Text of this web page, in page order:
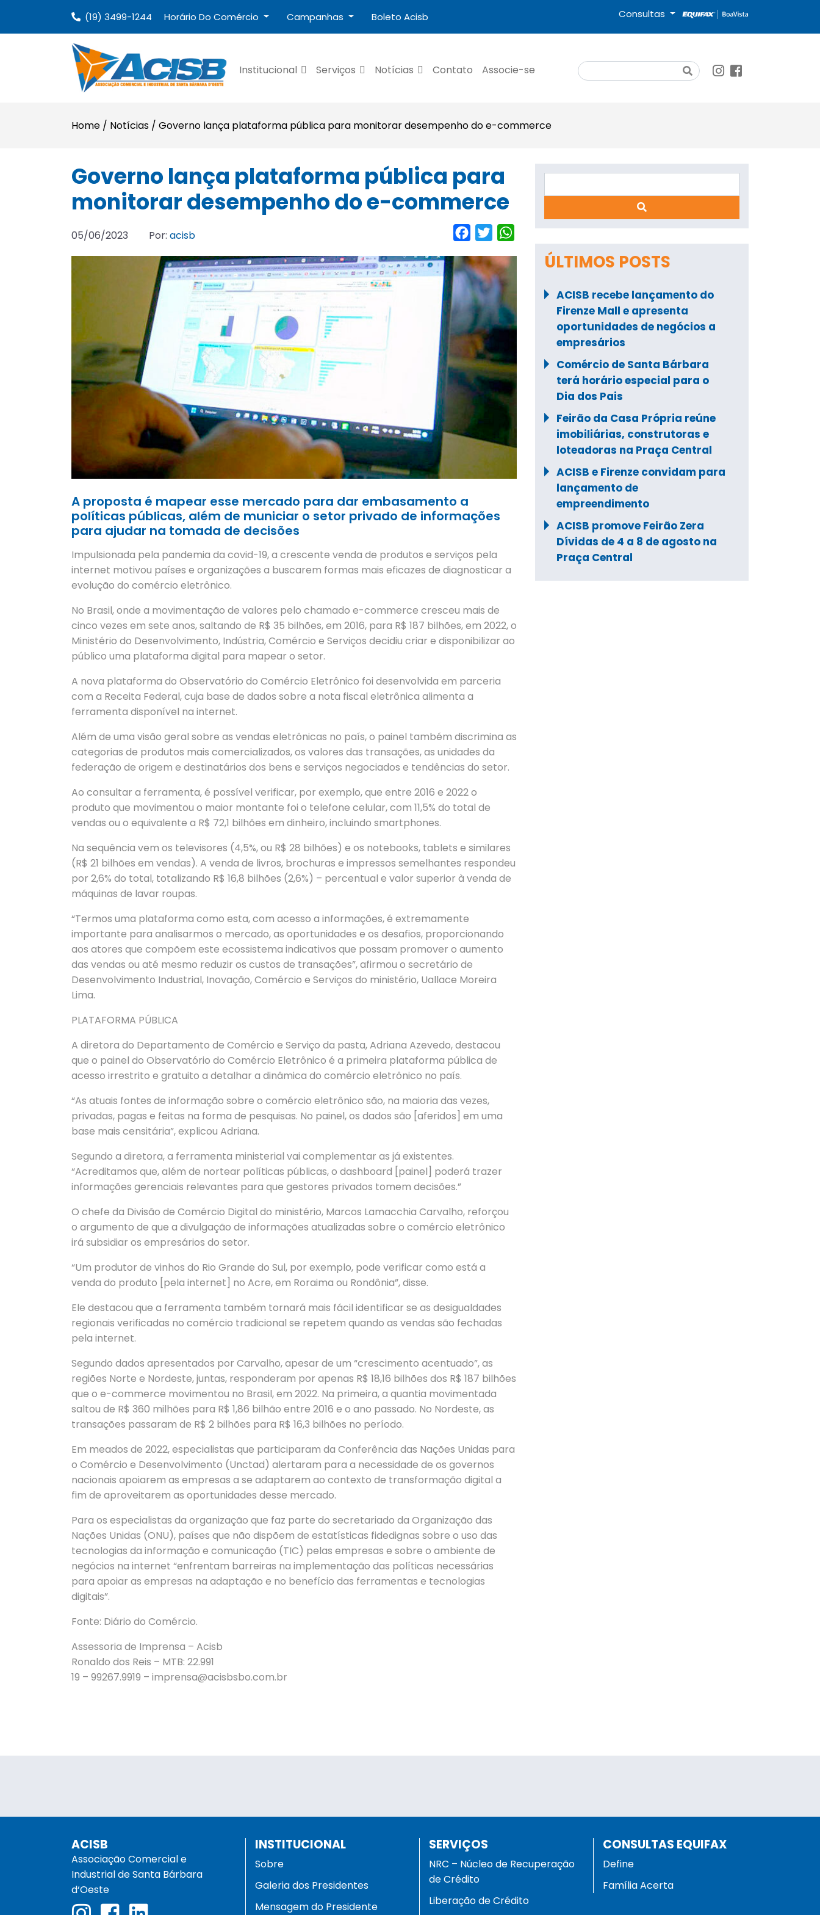
(19) 3499-1244 Horário Do Comércio Campanhas Boleto Acisb Consultas
Institucional Serviços Notícias Contato Associe-se Search
Home / Notícias / Governo lança plataforma pública para monitorar desempenho do e-commerce
Governo lança plataforma pública para
monitorar desempenho do e-commerce
05/06/2023 Por: acisb Facebook
TwitterWhatsApp
A proposta é mapear esse mercado para dar embasamento a
políticas públicas, além de municiar o setor privado de informações
para ajudar na tomada de decisões
Impulsionada pela pandemia da covid-19, a crescente venda de produtos e serviços pela
internet motivou países e organizações a buscarem formas mais eficazes de diagnosticar a
evolução do comércio eletrônico.
No Brasil, onde a movimentação de valores pelo chamado e-commerce cresceu mais de
cinco vezes em sete anos, saltando de R$ 35 bilhões, em 2016, para R$ 187 bilhões, em 2022, o
Ministério do Desenvolvimento, Indústria, Comércio e Serviços decidiu criar e disponibilizar ao
público uma plataforma digital para mapear o setor.
A nova plataforma do Observatório do Comércio Eletrônico foi desenvolvida em parceria
com a Receita Federal, cuja base de dados sobre a nota fiscal eletrônica alimenta a
ferramenta disponível na internet.
Além de uma visão geral sobre as vendas eletrônicas no país, o painel também discrimina as
categorias de produtos mais comercializados, os valores das transações, as unidades da
federação de origem e destinatários dos bens e serviços negociados e tendências do setor.
Ao consultar a ferramenta, é possível verificar, por exemplo, que entre 2016 e 2022 o
produto que movimentou o maior montante foi o telefone celular, com 11,5% do total de
vendas ou o equivalente a R$ 72,1 bilhões em dinheiro, incluindo smartphones.
Na sequência vem os televisores (4,5%, ou R$ 28 bilhões) e os notebooks, tablets e similares
(R$ 21 bilhões em vendas). A venda de livros, brochuras e impressos semelhantes respondeu
por 2,6% do total, totalizando R$ 16,8 bilhões (2,6%) – percentual e valor superior à venda de
máquinas de lavar roupas.
“Termos uma plataforma como esta, com acesso a informações, é extremamente
importante para analisarmos o mercado, as oportunidades e os desafios, proporcionando
aos atores que compõem este ecossistema indicativos que possam promover o aumento
das vendas ou até mesmo reduzir os custos de transações”, afirmou o secretário de
Desenvolvimento Industrial, Inovação, Comércio e Serviços do ministério, Uallace Moreira
Lima.
PLATAFORMA PÚBLICA
A diretora do Departamento de Comércio e Serviço da pasta, Adriana Azevedo, destacou
que o painel do Observatório do Comércio Eletrônico é a primeira plataforma pública de
acesso irrestrito e gratuito a detalhar a dinâmica do comércio eletrônico no país.
“As atuais fontes de informação sobre o comércio eletrônico são, na maioria das vezes,
privadas, pagas e feitas na forma de pesquisas. No painel, os dados são [aferidos] em uma
base mais censitária”, explicou Adriana.
Segundo a diretora, a ferramenta ministerial vai complementar as já existentes.
“Acreditamos que, além de nortear políticas públicas, o dashboard [painel] poderá trazer
informações gerenciais relevantes para que gestores privados tomem decisões.”
O chefe da Divisão de Comércio Digital do ministério, Marcos Lamacchia Carvalho, reforçou
o argumento de que a divulgação de informações atualizadas sobre o comércio eletrônico
irá subsidiar os empresários do setor.
“Um produtor de vinhos do Rio Grande do Sul, por exemplo, pode verificar como está a
venda do produto [pela internet] no Acre, em Roraima ou Rondônia”, disse.
Ele destacou que a ferramenta também tornará mais fácil identificar se as desigualdades
regionais verificadas no comércio tradicional se repetem quando as vendas são fechadas
pela internet.
Segundo dados apresentados por Carvalho, apesar de um “crescimento acentuado”, as
regiões Norte e Nordeste, juntas, responderam por apenas R$ 18,16 bilhões dos R$ 187 bilhões
que o e-commerce movimentou no Brasil, em 2022. Na primeira, a quantia movimentada
saltou de R$ 360 milhões para R$ 1,86 bilhão entre 2016 e o ano passado. No Nordeste, as
transações passaram de R$ 2 bilhões para R$ 16,3 bilhões no período.
Em meados de 2022, especialistas que participaram da Conferência das Nações Unidas para
o Comércio e Desenvolvimento (Unctad) alertaram para a necessidade de os governos
nacionais apoiarem as empresas a se adaptarem ao contexto de transformação digital a
fim de aproveitarem as oportunidades desse mercado.
Para os especialistas da organização que faz parte do secretariado da Organização das
Nações Unidas (ONU), países que não dispõem de estatísticas fidedignas sobre o uso das
tecnologias da informação e comunicação (TIC) pelas empresas e sobre o ambiente de
negócios na internet “enfrentam barreiras na implementação das políticas necessárias
para apoiar as empresas na adaptação e no benefício das ferramentas e tecnologias
digitais”.
Fonte: Diário do Comércio.
Assessoria de Imprensa – Acisb
Ronaldo dos Reis – MTB: 22.991
19 – 99267.9919 – imprensa@acisbsbo.com.br
ÚLTIMOS POSTS
ACISB recebe lançamento do
Firenze Mall e apresenta
oportunidades de negócios a
empresários
Comércio de Santa Bárbara
terá horário especial para o
Dia dos Pais
Feirão da Casa Própria reúne
imobiliárias, construtoras e
loteadoras na Praça Central
ACISB e Firenze convidam para
lançamento de
empreendimento
ACISB promove Feirão Zera
Dívidas de 4 a 8 de agosto na
Praça Central
ACISB
Associação Comercial e
Industrial de Santa Bárbara
d‘Oeste
INSTITUCIONAL
Sobre
Galeria dos Presidentes
Mensagem do Presidente
SERVIÇOS
NRC – Núcleo de Recuperação
de Crédito
Liberação de Crédito
CONSULTAS EQUIFAX
Define
Família Acerta